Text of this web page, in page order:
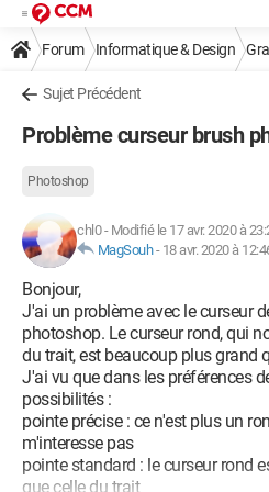
Forum Informatique & Design
Sujet Précédent
Problème curseur brush
Photoshop
chl0- Modifié le 17 avr. 2020 à
MagSouh- 18 avr. 2020 à
Bonjour,
J'ai un problème avec le curseur
photoshop. Le curseur rond, qui
du trait, est beaucoup plus grand
J'ai vu que dans les préférences
possibilités :
pointe précise : ce n'est plus un
m'interesse pas
pointe standard : le curseur rond
que celle du trait